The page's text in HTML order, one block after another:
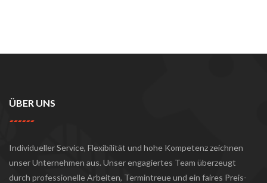
ÜBER UNS
Individueller Service, Flexibilität und hohe Kompetenz zeichnen
unser Unternehmen aus. Unser engagiertes Team überzeugt
durch professionelle Arbeiten, Termintreue und ein faires Preis-